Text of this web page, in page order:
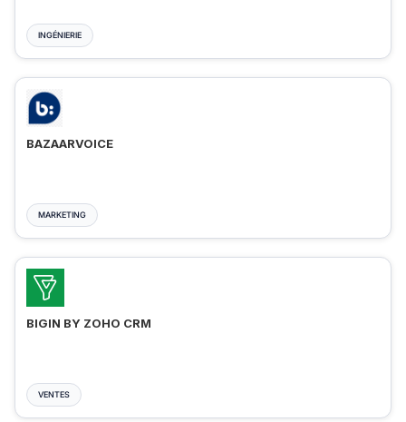
INGÉNIERIE
BAZAARVOICE
MARKETING
BIGIN BY ZOHO CRM
VENTES